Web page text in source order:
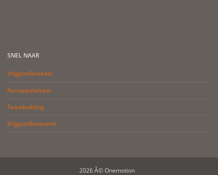
SNEL NAAR
Vrijgezellenfeest
Personeelsfeest
Teambuilding
Vrijgezellenavond
2026 Â© Onemotion